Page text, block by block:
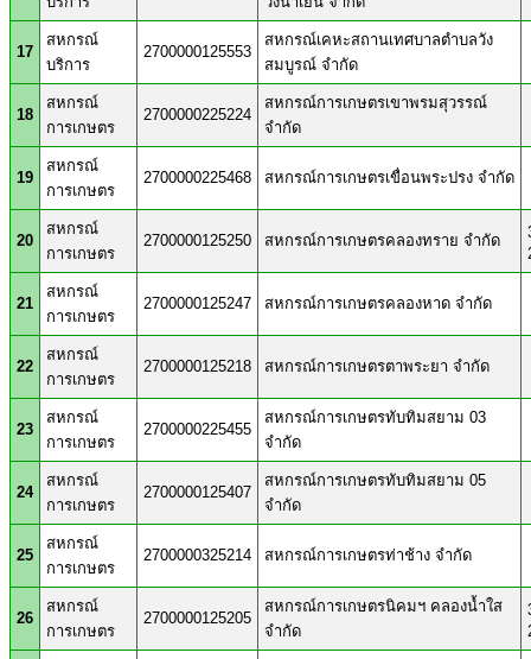
17
สหกรณ์
บริการ
2700000125553
สหกรณ์เคหะสถานเทศบาลตำบลวัง
สมบูรณ์ จำกัด
18
สหกรณ์
การเกษตร
2700000225224
สหกรณ์การเกษตรเขาพรมสุวรรณ์
จำกัด
19
สหกรณ์
การเกษตร
2700000225468 สหกรณ์การเกษตรเขื่อนพระปรง จำกัด
20
สหกรณ์
การเกษตร
2700000125250 สหกรณ์การเกษตรคลองทราย จำกัด
21
สหกรณ์
การเกษตร
2700000125247 สหกรณ์การเกษตรคลองหาด จำกัด
22
สหกรณ์
การเกษตร
2700000125218 สหกรณ์การเกษตรตาพระยา จำกัด
23
สหกรณ์
การเกษตร
2700000225455
สหกรณ์การเกษตรทับทิมสยาม 03
จำกัด
24
สหกรณ์
การเกษตร
2700000125407
สหกรณ์การเกษตรทับทิมสยาม 05
จำกัด
25
สหกรณ์
การเกษตร
2700000325214 สหกรณ์การเกษตรท่าช้าง จำกัด
26
สหกรณ์
การเกษตร
2700000125205
สหกรณ์การเกษตรนิคมฯ คลองน้ำใส
จำกัด